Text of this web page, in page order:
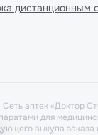
дистанционным
аптек «Доктор
для
выкупа